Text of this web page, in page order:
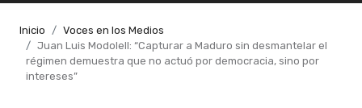
Inicio
Voces en los Medios
Juan Luis Modolell: “Capturar a Maduro sin desmantelar el
régimen demuestra que no actuó por democracia, sino por
intereses”